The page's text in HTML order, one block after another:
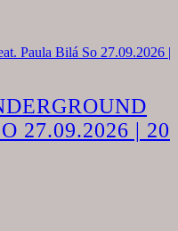
27.09.2026 | 20